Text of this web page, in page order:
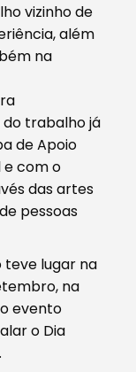
vizinho de
além
na
trabalho já
de Apoio
e com o
das artes
pessoas
teve lugar na
na
evento
o Dia